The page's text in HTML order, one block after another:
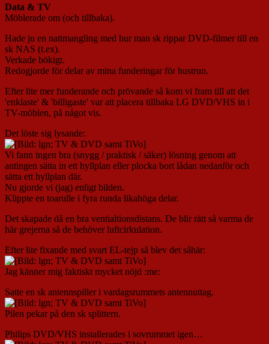
Data & TV
Möblerade om (och tillbaka).
Hade ju en nattmangling med hur man sk rippar DVD-filmer till en
sk NAS (t.ex).
Verkade bökigt.
Redogjorde för delar av mina funderingar för hustrun.
Efter lite mer funderande och prövande så kom vi fram till att det
'enklaste' & 'billigaste' var att placera tillbaka LG DVD/VHS in i
TV-möblen, på något vis.
Det löste sig lysande:
Vi fann ingen bra (snygg / praktisk / säker) lösning genom att
antingen sätta in ett hyllplan eller plocka bort lådan nedanför och
sätta ett hyllplan där.
Nu gjorde vi (jag) enligt bilden.
Klippte en toarulle i fyra runda likahöga delar.
Det skapade då en bra ventialtionsdistans. De blir rätt så varma de
här grejerna så de behöver luftcirkulation.
Efter lite fixande med svart EL-tejp så blev det såhär:
Jag känner mig faktiskt mycket nöjd :me:
Satte en sk antennspiller i vardagsrummets antennuttag.
Pilen pekar på den sk splittern.
Philips DVD/VHS installerades i sovrummet igen…